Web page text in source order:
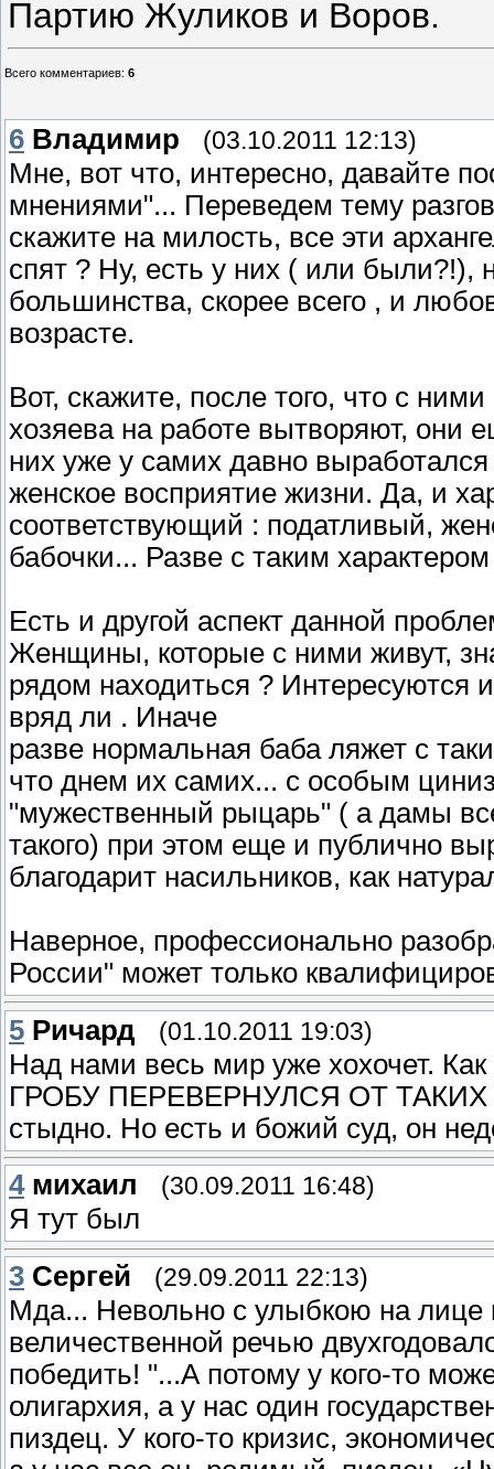
Партию Жуликов и Воров.
Всего комментариев: 6
6 Владимир (03.10.2011 12:13)
Мне, вот что, интересно, давайте
мнениями"... Переведем тему
скажите на милость, все эти
спят ? Ну, есть у них ( или
большинства, скорее всего , и
возрасте.
Вот, скажите, после того, что с
хозяева на работе вытворяют, они
них уже у самих давно
женское восприятие жизни. Да, и
соответствующий : податливый,
бабочки... Разве с таким
Есть и другой аспект данной
Женщины, которые с ними живут,
рядом находиться ? Интересуются
вряд ли . Иначе
разве нормальная баба ляжет с
что днем их самих... с особым
"мужественный рыцарь" ( а дамы
такого) при этом еще и публично
благодарит насильников, как
Наверное, профессионально
России" может только
5 Ричард (01.10.2011 19:03)
Над нами весь мир уже хохочет.
ГРОБУ ПЕРЕВЕРНУЛСЯ ОТ ТАКИХ
стыдно. Но есть и божий суд, он
4 михаил (30.09.2011 16:48)
Я тут был
3 Сергей (29.09.2011 22:13)
Мда... Невольно с улыбкою на лице
величественной речью
победить! "...А потому у кого-то
олигархия, а у нас один
пиздец. У кого-то кризис,